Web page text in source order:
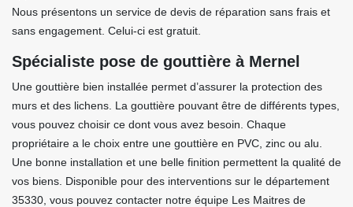
Nous présentons un service de devis de réparation sans frais et
sans engagement. Celui-ci est gratuit.
Spécialiste pose de gouttière à Mernel
Une gouttière bien installée permet d’assurer la protection des
murs et des lichens. La gouttière pouvant être de différents types,
vous pouvez choisir ce dont vous avez besoin. Chaque
propriétaire a le choix entre une gouttière en PVC, zinc ou alu.
Une bonne installation et une belle finition permettent la qualité de
vos biens. Disponible pour des interventions sur le département
35330, vous pouvez contacter notre équipe Les Maitres de